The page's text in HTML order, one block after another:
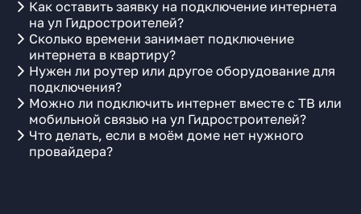
Как оставить заявку на подключение интернета
на ул Гидростроителей?
Сколько времени занимает подключение
интернета в квартиру?
Нужен ли роутер или другое оборудование для
подключения?
Можно ли подключить интернет вместе с ТВ или
мобильной связью на ул Гидростроителей?
Что делать, если в моём доме нет нужного
провайдера?